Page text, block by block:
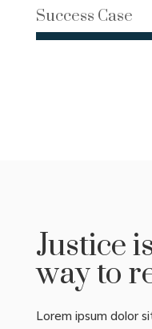
Success Case
Justice
way to
Lorem ipsum dolor